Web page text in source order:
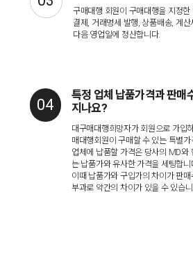
구매대행 회원이 구매대행을 지정한
결제, 거래명세 발행, 상품배송, 계산
다음 영업일에 정산합니다.
특정 업체 납품가격과 판매
지나요?
대구매대행희망자가 회원으로 가입
매대행회원이 구매할 수 있는 특별
업체에 납품할 가격은 당사의 MD와
는 납품가와 유사한 가격을 세팅합니
이때 납품가와 구입가의 차이가 판
부과로 약간의 차이가 있을 수 있습